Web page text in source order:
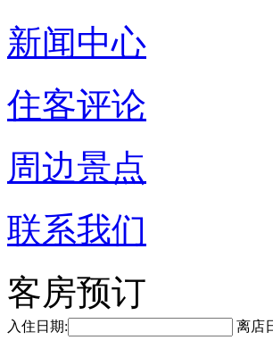
新闻中心
住客评论
周边景点
联系我们
客房预订
入住日期: 离店